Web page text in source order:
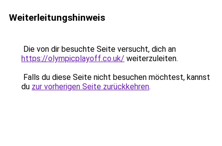
Weiterleitungshinweis
Die von dir besuchte Seite versucht, dich an
https://olympicplayoff.co.uk/ weiterzuleiten.
Falls du diese Seite nicht besuchen möchtest, kannst
du zur vorherigen Seite zurückkehren.